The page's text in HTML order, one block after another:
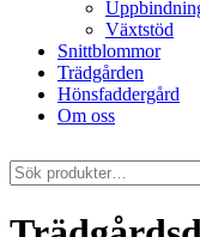
Växtstöd
Snittblommor
Trädgården
Hönsfaddergård
Om oss
for: